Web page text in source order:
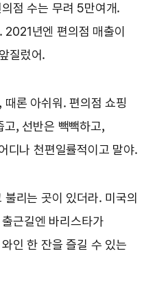
점 수는 무려 5만여개.
년엔 편의점 매출이
질렀어.
론 아쉬워. 편의점 쇼핑
고, 선반은 빽빽하고,
디나 천편일률적이고 말야.
불리는 곳이 있더라. 미국의
근길엔 바리스타가
인 한 잔을 즐길 수 있는